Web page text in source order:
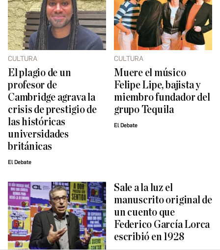
CULTURA
El plagio de un
profesor de
Cambridge agrava la
crisis de prestigio de
las históricas
universidades
británicas
El Debate
CULTURA
Muere el músico
Felipe Lipe, bajista y
miembro fundador del
grupo Tequila
El Debate
Sale a la luz el
manuscrito original de
un cuento que
Federico García Lorca
escribió en 1928